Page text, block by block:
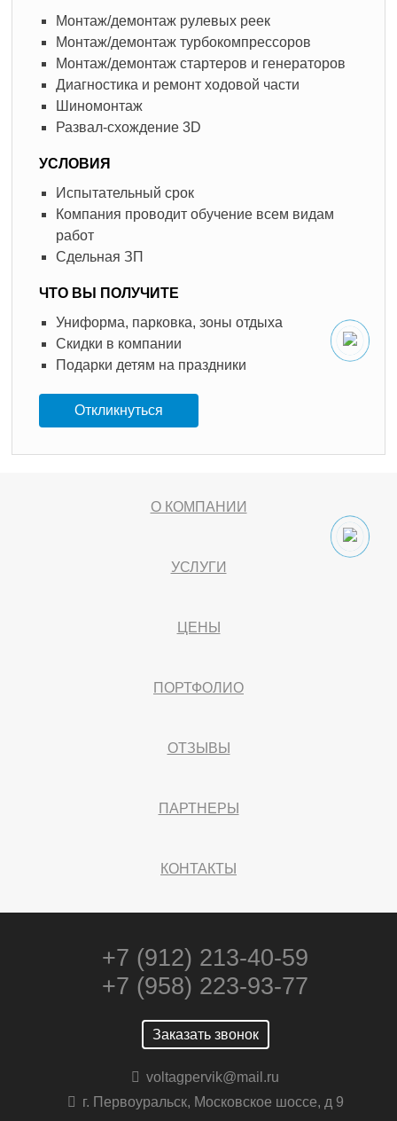
Монтаж/демонтаж рулевых реек
Монтаж/демонтаж турбокомпрессоров
Монтаж/демонтаж стартеров и генераторов
Диагностика и ремонт ходовой части
Шиномонтаж
Развал-схождение 3D
УСЛОВИЯ
Испытательный срок
Компания проводит обучение всем видам
работ
Сдельная ЗП
ЧТО ВЫ ПОЛУЧИТЕ
Униформа, парковка, зоны отдыха
Скидки в компании
Подарки детям на праздники
Откликнуться
О КОМПАНИИ
УСЛУГИ
ЦЕНЫ
ПОРТФОЛИО
ОТЗЫВЫ
ПАРТНЕРЫ
КОНТАКТЫ
+7 (912) 213-40-59
+7 (958) 223-93-77
Заказать звонок
voltagpervik@mail.ru
г. Первоуральск, Московское шоссе, д 9